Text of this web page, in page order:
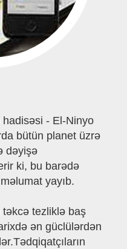
- El-Ninyo
bütün planet üzrə
dəyişə
ki, bu barədə
yayıb.
təkcə tezliklə baş
ən güclülərdən